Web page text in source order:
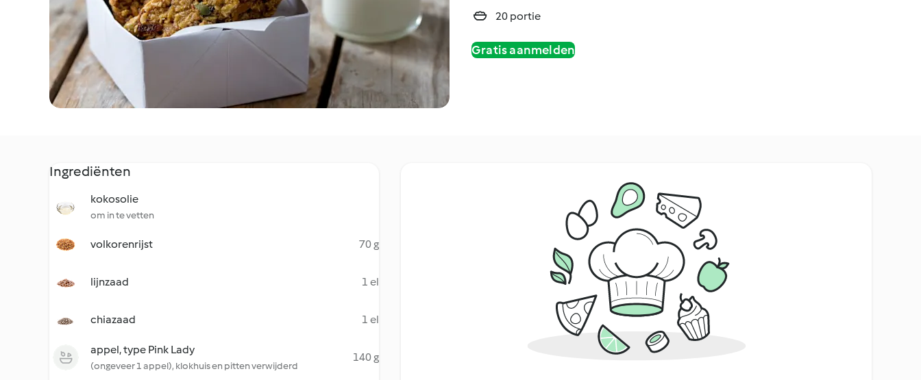
20 portie
Gratis aanmelden
Ingrediënten
kokosolie
om in te vetten
volkorenrijst 70 g
lijnzaad 1 el
chiazaad 1 el
appel, type Pink Lady
(ongeveer 1 appel), klokhuis en pitten verwijderd
140 g